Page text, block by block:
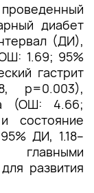
диабет
(ДИ),
1.69; 95%
гастрит
р=0.003),
(ОШ: 4.66;
состояние
ДИ, 1.18–
развития